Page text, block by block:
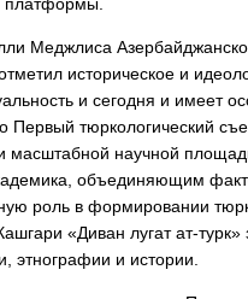
Меджлиса
историческое и
и сегодня и имеет
Первый тюркологический
научной
объединяющим
роль в формировании
«Диван лугат ат-
этнографии и истории.